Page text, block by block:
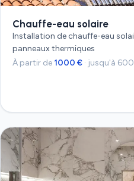
Chauffe-eau solaire
Installation de chauffe-eau
panneaux thermiques
À partir de1000 € · jusqu'à